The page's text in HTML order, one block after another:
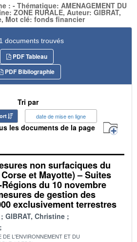
: - Thématique: AMENAGEMENT DU
ZONE RURALE, Auteur: GIBRAT,
Mot clé: fonds financier
1 documents trouvés
PDF Tableau
PDF Bibliographie
Tri par
date de mise en ligne
les documents de la page
non surfaciques du
et Mayotte) – Suites
du 10 novembre
de gestion des
exclusivement terrestres
GIBRAT, Christine
DE L'ENVIRONNEMENT ET DU